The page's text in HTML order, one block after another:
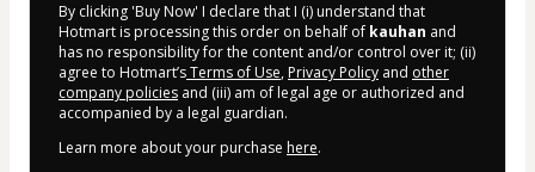
By clicking 'Buy Now' I declare that I (i) understand that
Hotmart is processing this order on behalf of kauhan and
has no responsibility for the content and/or control over it; (ii)
agree to Hotmart’sTerms of Use, Privacy Policy and other
company policies and (iii) am of legal age or authorized and
accompanied by a legal guardian.
Learn more about your purchase here.